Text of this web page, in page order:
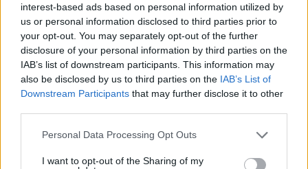
interest-based ads based on personal information utilized by
us or personal information disclosed to third parties prior to
your opt-out. You may separately opt-out of the further
disclosure of your personal information by third parties on the
IAB’s list of downstream participants. This information may
also be disclosed by us to third parties on the IAB’s List of
Downstream Participants that may further disclose it to other
Please note that this website/app uses one or more Google
not limited to your visit or usage behaviour. You may click to
Personal Data Processing Opt Outs
I want to opt-out of the Sharing of my
Συγκλονιστική φωτογραφία: Οι ποδοσφαιριστές Δανίας και
07.06.2026, 22:18